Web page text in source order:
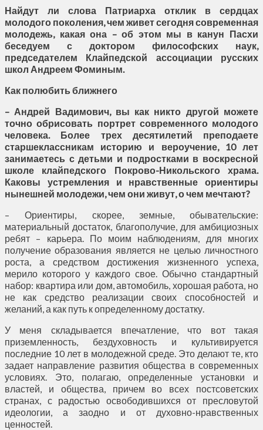
Найдут ли слова Патриарха отклик в сердцах
молодого поколения, чем живет сегодня современная
молодежь, какая она – об этом мы в канун Пасхи
беседуем с доктором философских наук,
председателем Клайпедской ассоциации русских
школ Андреем Фоминым.
Как полюбить ближнего
– Андрей Вадимович, вы как никто другой можете
точно обрисовать портрет современного молодого
человека. Более трех десятилетий преподаете
старшеклассникам историю и вероучение, 10 лет
занимаетесь с детьми и подростками в воскресной
школе клайпедского Покрово-Никольского храма.
Каковы устремления и нравственные ориентиры
нынешней молодежи, чем они живут, о чем мечтают?
– Ориентиры, скорее, земные, обывательские:
материальный достаток, благополучие, для амбициозных
ребят – карьера. По моим наблюдениям, для многих
получение образования является не целью личностного
роста, а средством достижения жизненного успеха,
мерило которого у каждого свое. Обычно стандартный
набор: квартира или дом, автомобиль, хорошая работа, но
не как средство реализации своих способностей и
желаний, а как путь к определенному достатку.
У меня складывается впечатление, что вот такая
приземленность, бездуховность и культивируется
последние 10 лет в молодежной среде. Это делают те, кто
задает направление развития общества в современных
условиях. Это, полагаю, определенные установки и
властей, и общества, причем во всех постсоветских
странах, с радостью освободившихся от пресловутой
идеологии, а заодно и от духовно-нравственных
ценностей.